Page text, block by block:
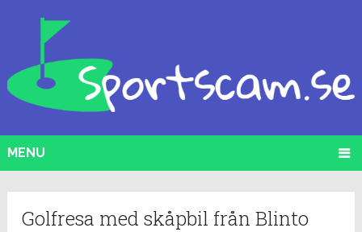
MENU
Golfresa med skåpbil från Blinto